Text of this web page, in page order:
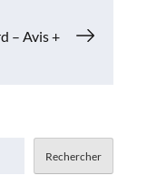
– Avis +
Rechercher